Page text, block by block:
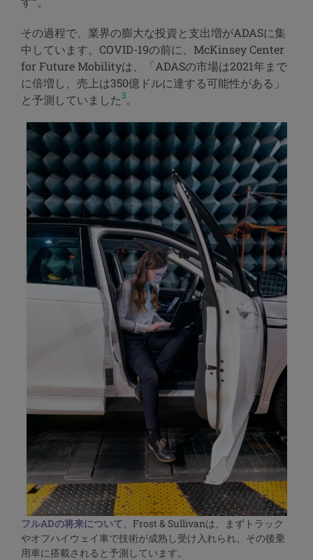
その過程で、業界の膨大な投資と支出増がADASに集
中しています。COVID-19の前に、McKinsey Center
for Future Mobilityは、「ADASの市場は2021年まで
に倍増し、売上は350億ドルに達する可能性がある」
と予測していました3。
フルADの将来について 、Frost & Sullivanは、まずトラック
やオフハイウェイ車で技術が成熟し受け入れられ、その後乗
用車に搭載されると予測しています。